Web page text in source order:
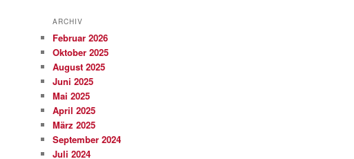
ARCHIV
Februar 2026
Oktober 2025
August 2025
Juni 2025
Mai 2025
April 2025
März 2025
September 2024
Juli 2024